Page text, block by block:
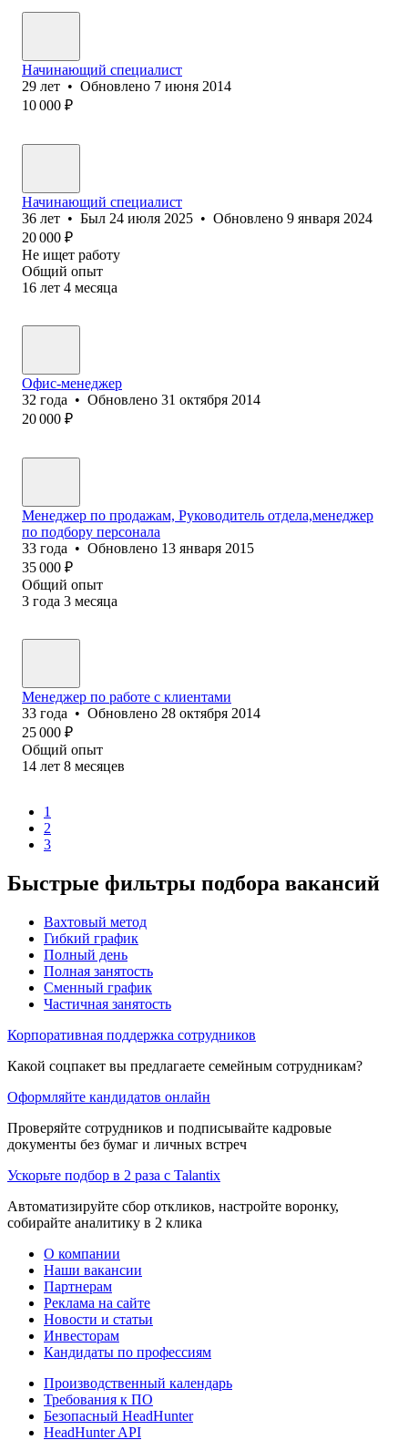
Начинающий специалист
29 лет • Обновлено 7 июня 2014
10 000 ₽
Начинающий специалист
36 лет • Был 24 июля 2025 • Обновлено 9 января 2024
20 000 ₽
Не ищет работу
Общий опыт
16 лет 4 месяца
Офис-менеджер
32 года • Обновлено 31 октября 2014
20 000 ₽
Менеджер по продажам, Руководитель отдела,менеджер
по подбору персонала
33 года • Обновлено 13 января 2015
35 000 ₽
Общий опыт
3 года 3 месяца
Менеджер по работе с клиентами
33 года • Обновлено 28 октября 2014
25 000 ₽
Общий опыт
14 лет 8 месяцев
1
2
3
Быстрые фильтры подбора вакансий
Вахтовый метод
Гибкий график
Полный день
Полная занятость
Сменный график
Частичная занятость
Корпоративная поддержка сотрудников
Какой соцпакет вы предлагаете семейным сотрудникам?
Оформляйте кандидатов онлайн
Проверяйте сотрудников и подписывайте кадровые
документы без бумаг и личных встреч
Ускорьте подбор в 2 раза с Talantix
Автоматизируйте сбор откликов, настройте воронку,
собирайте аналитику в 2 клика
О компании
Наши вакансии
Партнерам
Реклама на сайте
Новости и статьи
Инвесторам
Кандидаты по профессиям
Производственный календарь
Требования к ПО
Безопасный HeadHunter
HeadHunter API